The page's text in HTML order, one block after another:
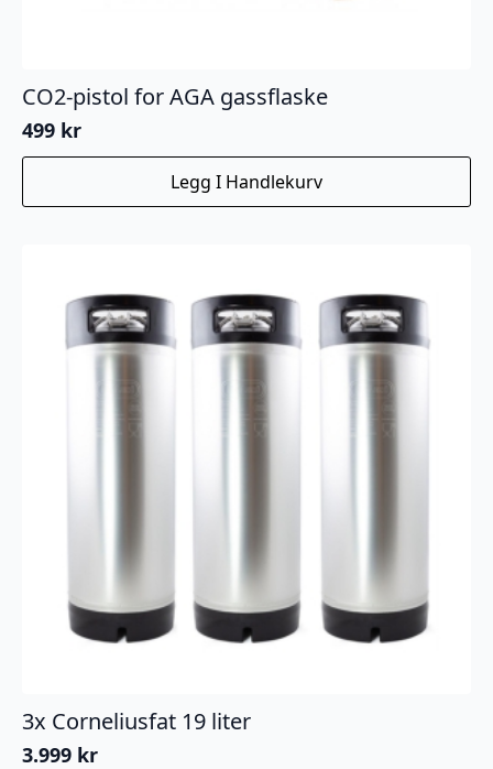
CO2-pistol for AGA gassflaske
499 kr
Legg I Handlekurv
3x Corneliusfat 19 liter
3.999 kr